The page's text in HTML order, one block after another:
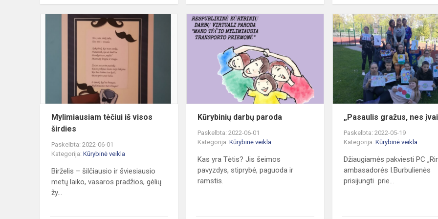
Mylimiausiam
tėčiui
Mylimiausiam tėčiui iš visos
širdies
Paskelbta: 2022-06-01
Kategorija: Kūrybinė veikla
Birželis – šilčiausio ir šviesiausio
metų laiko, vasaros pradžios, gėlių
žy...
Kūrybinių
darbų
paroda
Kūrybinių darbų paroda
Paskelbta: 2022-06-01
Kategorija:Kūrybinė veikla
Kas yra Tėtis? Jis šeimos
pavyzdys, stiprybė, paguoda ir
ramstis.
„Pasaulis gražus, nes
Paskelbta: 2022-05-19
Kategorija:Kūrybinė veikla
Džiaugiamės pakviesti PC
ambasadorės I.Burbulienės
prisijungti prie...